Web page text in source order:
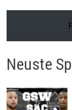
Neuste